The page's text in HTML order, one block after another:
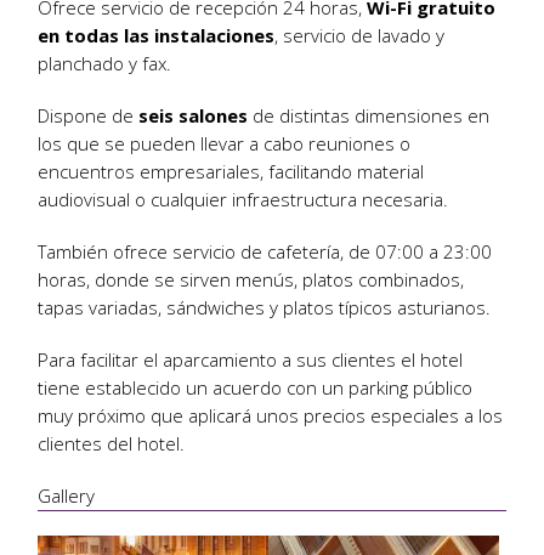
Ofrece servicio de recepción 24 horas,Wi-Fi gratuito
en todas las instalaciones, servicio de lavado y
planchado y fax.
Dispone de seis salones de distintas dimensiones en
los que se pueden llevar a cabo reuniones o
encuentros empresariales, facilitando material
audiovisual o cualquier infraestructura necesaria.
También ofrece servicio de cafetería, de 07:00 a 23:00
horas, donde se sirven menús, platos combinados,
tapas variadas, sándwiches y platos típicos asturianos.
Para facilitar el aparcamiento a sus clientes el hotel
tiene establecido un acuerdo con un parking público
muy próximo que aplicará unos precios especiales a los
clientes del hotel.
Gallery